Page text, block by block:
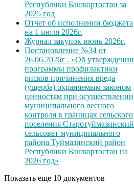
Республики Башкортостан за
2025 год
Отчет об исполнении бюджета
на 1 июля 2026г.
Журнал закупок июнь 2026г.
Постановление №34 от
26.06.2026г . «Об утверждении
программы профилактики
рисков причинения вреда
(ущерба) охраняемым законом
ценностям при осуществлении
муниципального лесного
контроля в границах сельского
поселения Старотуймазинский
сельсовет муниципального
района Туймазинский район
Республики Башкортостан на
2026 год»
Показать еще 10 документов